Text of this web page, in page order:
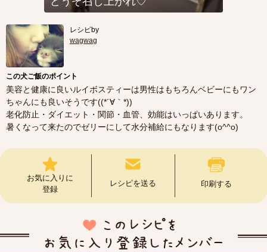
レシピby
wagwag
この犬ご飯のポイント
美容と健康に良いルイボスティーは男性はもちろんベビーにもワン
ちゃんにも良いそうです((*´∀｀*))
老化防止・ダイエット・関節・血管、効能はいっぱいあります。
暑くなって来たのでゼリーにして水分補給にもなります(o^^o)
お気に入りに
登録
レシピを送る 印刷する